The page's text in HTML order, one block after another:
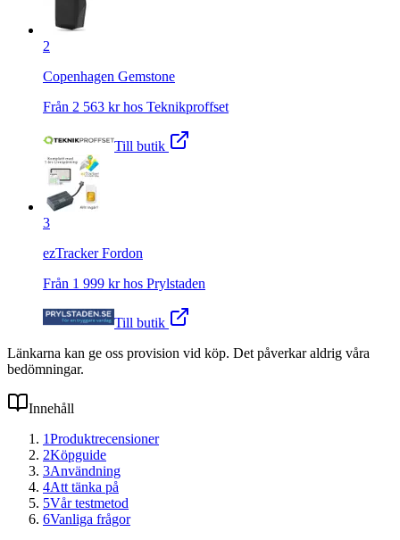
2
Copenhagen Gemstone
Från 2 563 kr hos Teknikproffset
Till butik
3
ezTracker Fordon
Från 1 999 kr hos Prylstaden
Till butik
Länkarna kan ge oss provision vid köp. Det påverkar aldrig våra
bedömningar.
Innehåll
1Produktrecensioner
2Köpguide
3Användning
4Att tänka på
5Vår testmetod
6Vanliga frågor